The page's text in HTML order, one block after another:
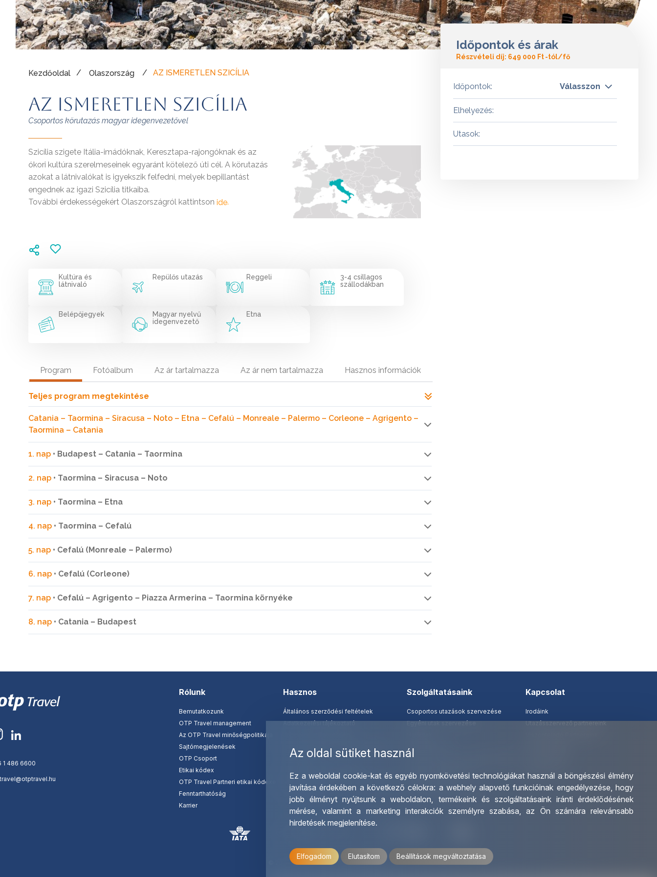
Az oldal sütiket használ
Ez a weboldal cookie-kat és egyéb nyomkövetési technológiákat használ a böngészési élmény
javítása érdekében a következő célokra: a webhely alapvető funkcióinak engedélyezése,hogy
jobb élményt nyújtsunk a weboldalon, termékeink és szolgáltatásaink iránti érdeklődésének
mérése, valamint a marketing interakciók személyre szabása,az Ön számára relevánsabb
hirdetések megjelenítése.
Elfogadom Elutasítom Beállítások megváltoztatása
Kezdőoldal / Olaszország / AZ ISMERETLEN SZICÍLIA
AZ ISMERETLEN SZICÍLIA
Csoportos körutazás magyar idegenvezetővel
Szicília szigete Itália-imádóknak, Keresztapa-rajongóknak és az
ókori kultúra szerelmeseinek egyaránt kötelező úti cél. A körutazás
azokat a látnivalókat is igyekszik felfedni, melyek bepillantást
engednek az igazi Szicília titkaiba.
További érdekességekért Olaszországról kattintson ide.
Kultúra és
látnivaló
Repülős utazás Reggeli
3-4 csillagos
szállodákban
Belépőjegyek
Magyar nyelvű
idegenvezető
Etna
Program Fotóalbum Az ár tartalmazza Az ár nem tartalmazza Hasznos információk
Teljes program megtekintése
Catania – Taormina – Siracusa – Noto – Etna – Cefalú – Monreale – Palermo – Corleone – Agrigento –
Taormina – Catania
1. nap • Budapest – Catania – Taormina
2. nap • Taormina – Siracusa – Noto
3. nap • Taormina – Etna
4. nap • Taormina – Cefalú
5. nap • Cefalú (Monreale – Palermo)
6. nap • Cefalú (Corleone)
7. nap • Cefalú – Agrigento – Piazza Armerina – Taormina környéke
8. nap • Catania – Budapest
Időpontok és árak
Részvételi díj: 649 000 Ft-tól/fő
Időpontok: Válasszon
Elhelyezés:
Utasok:
1 486 6600
Rólunk
Bemutatkozunk
OTP Travel management
Az OTP Travel minőségpolitikája
Sajtómegjelenések
OTP Csoport
Etikai kódex
OTP Travel Partneri etikai kódexe
Fenntarthatóság
Karrier
Hasznos
Általános szerződési feltételek
Adatkezelési tájékoztató
Biztosítások
Jognyilatkozat
Szolgáltatásaink
Csoportos utazások szervezése
Egyéni utak szervezése
Nemzetközi tanár és diákigazolványok
Ajándékutalvány
OTP Travel kedvezmények
Kapcsolat
Irodáink
Utazásszervező partnereink
© 2026 OTP Travel Minden jog fenntartva